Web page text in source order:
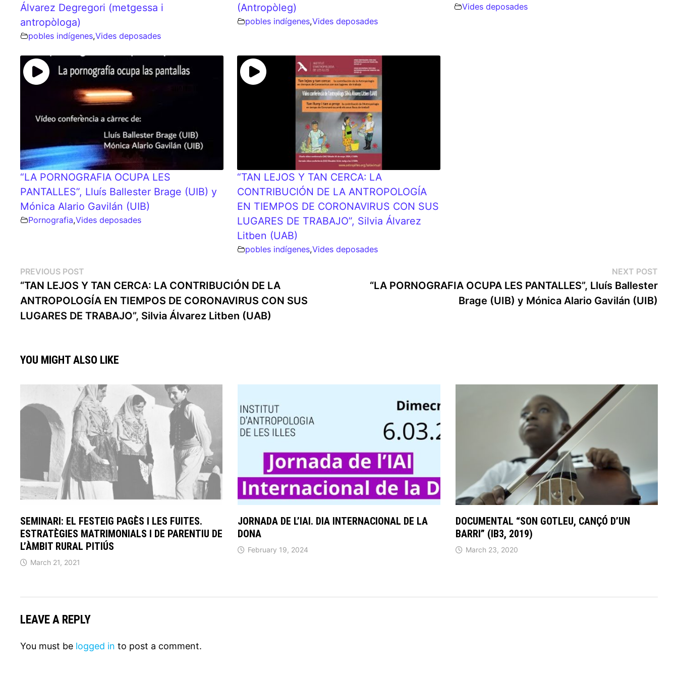
Álvarez Degregori (metgessa i
antropòloga)
pobles indígenes,Vides deposades
(Antropòleg)
pobles indígenes,Vides deposades
Vides deposades
“LA PORNOGRAFIA OCUPA LES
PANTALLES”, Lluís Ballester Brage (UIB) y
Mónica Alario Gavilán (UIB)
Pornografia,Vides deposades
“TAN LEJOS Y TAN CERCA: LA
CONTRIBUCIÓN DE LA ANTROPOLOGÍA
EN TIEMPOS DE CORONAVIRUS CON SUS
LUGARES DE TRABAJO”, Silvia Álvarez
Litben (UAB)
pobles indígenes,Vides deposades
POST
NAVIGATION
PREVIOUS POST
post:
“TAN LEJOS Y TAN CERCA: LA CONTRIBUCIÓN DE LA
ANTROPOLOGÍA EN TIEMPOS DE CORONAVIRUS CON SUS
LUGARES DE TRABAJO”, Silvia Álvarez Litben (UAB)
NEXT POSTNext
“LA PORNOGRAFIA OCUPA LES PANTALLES”, Lluís Ballester
Brage (UIB) y Mónica Alario Gavilán (UIB)
YOU MIGHT ALSO LIKE
SEMINARI: EL FESTEIG PAGÈS I LES FUITES.
ESTRATÈGIES MATRIMONIALS I DE PARENTIU DE
L’ÀMBIT RURAL PITIÚS
March 21, 2021
JORNADA DE L’IAI. DIA INTERNACIONAL DE LA
DONA
February 19, 2024
DOCUMENTAL “SON GOTLEU, CANÇÓ D’UN
BARRI” (IB3, 2019)
March 23, 2020
LEAVE A REPLY
You must be logged in to post a comment.